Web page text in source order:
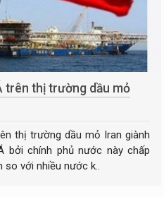
trên thị trường dầu mỏ
thị trường dầu mỏ Iran giành
chính phủ nước này chấp
so với nhiều nước k..